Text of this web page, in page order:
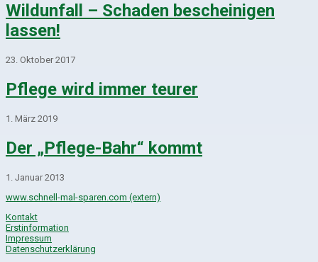
Wildunfall – Schaden bescheinigen
lassen!
23. Oktober 2017
Pflege wird immer teurer
1. März 2019
Der „Pflege-Bahr“ kommt
1. Januar 2013
www.schnell-mal-sparen.com (extern)
Kontakt
Erstinformation
Impressum
Datenschutzerklärung